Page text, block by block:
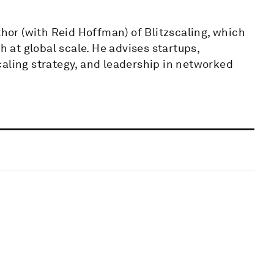
(with Reid Hoffman) of Blitzscaling, which
at global scale. He advises startups,
strategy, and leadership in networked